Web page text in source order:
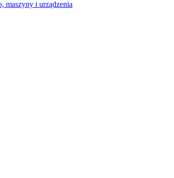
maszyny i urządzenia